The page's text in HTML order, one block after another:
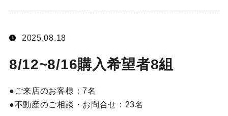
2025.08.18
8/12~8/16購入希望者8組
ご来店のお客様：7名
不動産のご相談・お問合せ： 23名